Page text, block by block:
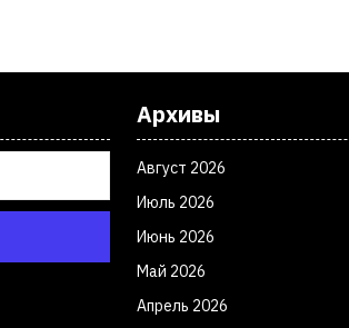
Архивы
Август 2026
Июль 2026
Июнь 2026
Май 2026
Апрель 2026